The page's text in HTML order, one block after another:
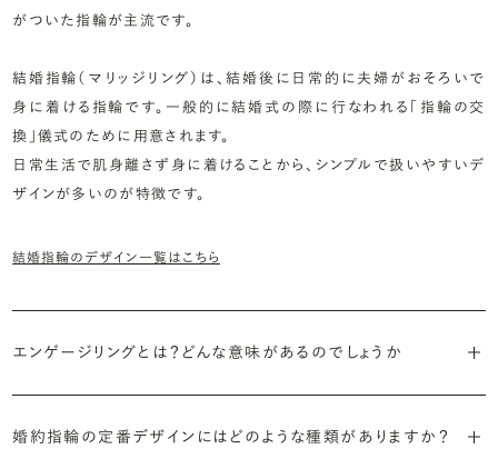
がついた指輪が主流です。
結婚指輪（マリッジリング）は、結婚後に日常的に夫婦がおそろいで
身に着ける指輪です。一般的に結婚式の際に行なわれる「指輪の交
換」儀式のために用意されます。
日常生活で肌身離さず身に着けることから、シンプルで扱いやすいデ
ザインが多いのが特徴です。
結婚指輪のデザイン一覧はこちら
エンゲージリングとは？どんな意味があるのでしょうか
リング」は婚約指輪の別名です。
婚約指輪の定番デザインにはどのような種類がありますか？